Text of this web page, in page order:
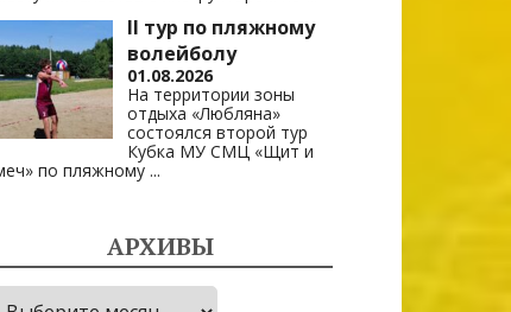
II тур по пляжному
волейболу
01.08.2026
На территории зоны
отдыха «Любляна»
состоялся второй тур
Кубка МУ СМЦ «Щит и
по пляжному ...
АРХИВЫ